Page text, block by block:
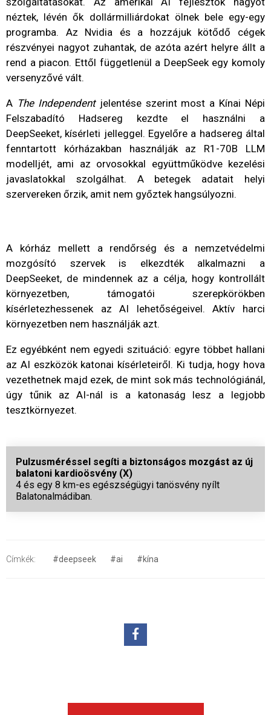
néztek, lévén ők dollármilliárdokat ölnek bele egy-egy
programba. Az Nvidia és a hozzájuk kötődő cégek
részvényei nagyot zuhantak, de azóta azért helyre állt a
rend a piacon. Ettől függetlenül a DeepSeek egy komoly
versenyzővé vált.
A The Independentjelentése szerint most a Kínai Népi
Felszabadító Hadsereg kezdte el használni a
DeepSeeket, kísérleti jelleggel. Egyelőre a hadsereg által
fenntartott kórházakban használják az R1-70B LLM
modelljét, ami az orvosokkal együttműködve kezelési
javaslatokkal szolgálhat. A betegek adatait helyi
szervereken őrzik, amit nem győztek hangsúlyozni.
A kórház mellett a rendőrség és a nemzetvédelmi
mozgósító szervek is elkezdték alkalmazni a
DeepSeeket, de mindennek az a célja, hogy kontrollált
környezetben, támogatói szerepkörökben
kísérletezhessenek az AI lehetőségeivel. Aktív harci
környezetben nem használják azt.
Ez egyébként nem egyedi szituáció: egyre többet hallani
az AI eszközök katonai kísérleteiről. Ki tudja, hogy hova
vezethetnek majd ezek, de mint sok más technológiánál,
úgy tűnik az AI-nál is a katonaság lesz a legjobb
tesztkörnyezet.
Pulzusméréssel segíti a biztonságos mozgást az új
balatoni kardioösvény (X)
4 és egy 8 km-es egészségügyi tanösvény nyílt
Balatonalmádiban.
Címkék: #deepseek #ai #kína